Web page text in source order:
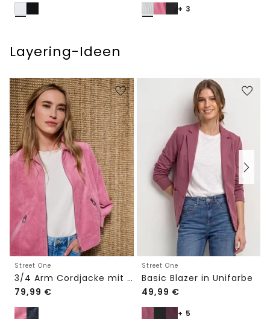
+ 3
Layering-Ideen
Street One
3/4 Arm Cordjacke mit Hemdkragen
79,99 €
Street One
Basic Blazer in Unifarbe
49,99 €
+ 5